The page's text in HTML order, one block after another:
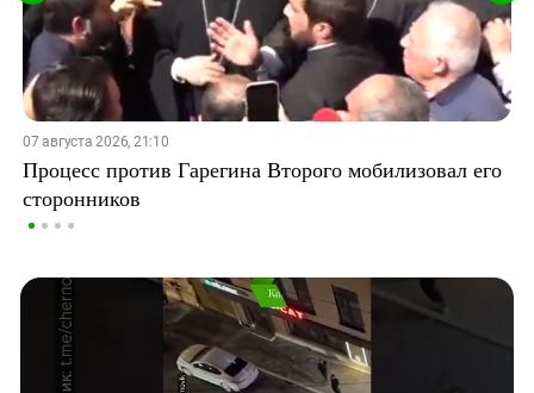
07 августа 2026, 21:10
Процесс против Гарегина Второго мобилизовал его
сторонников